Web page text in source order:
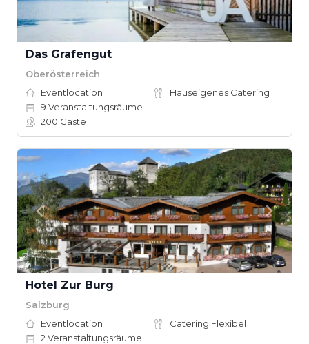
Das Grafengut
Oberösterreich
Eventlocation
Hauseigenes Catering
9 Veranstaltungsräume
200 Gäste
Hotel Zur Burg
Salzburg
Eventlocation
Catering Flexibel
2 Veranstaltungsräume